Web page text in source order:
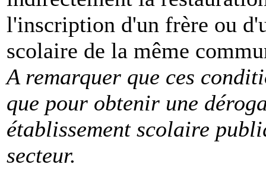
l'inscription d'un frère ou
scolaire de la même
A remarquer que ces
que pour obtenir une
établissement scolaire
secteur.